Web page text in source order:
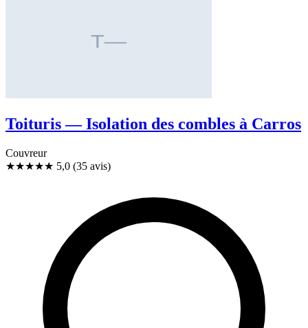
Toituris — Isolation des combles à Carros
Couvreur
★★★★★ 5,0 (35 avis)